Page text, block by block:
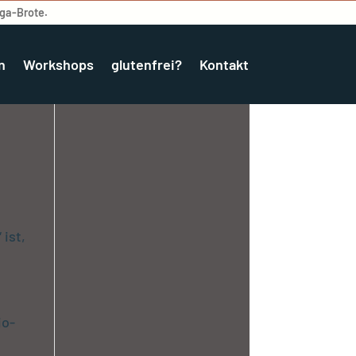
Brote.
Workshops glutenfrei? Kontakt
ist,